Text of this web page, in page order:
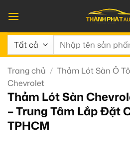
qua
nội
dung
Tìm
Trang chủ / Thảm Lót Sàn Ô Tô
Chevrolet
Thảm Lót Sàn
– Trung Tâm Lắp Đặt
TPHCM